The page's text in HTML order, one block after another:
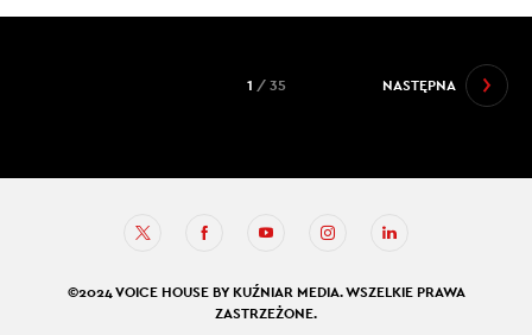
NASTĘPNA
1 / 35
©2024 VOICE HOUSE BY KUŹNIAR MEDIA. WSZELKIE PRAWA
ZASTRZEŻONE.